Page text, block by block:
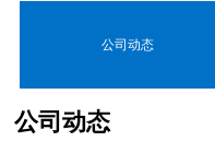
公司动态
公司动态